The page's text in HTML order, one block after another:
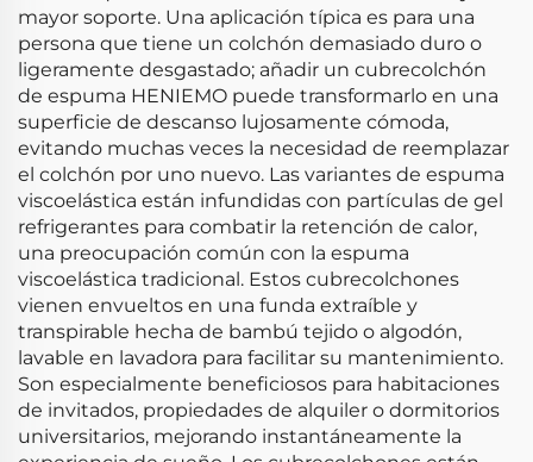
mayor soporte. Una aplicación típica es para una
persona que tiene un colchón demasiado duro o
ligeramente desgastado; añadir un cubrecolchón
de espuma HENIEMO puede transformarlo en una
superficie de descanso lujosamente cómoda,
evitando muchas veces la necesidad de reemplazar
el colchón por uno nuevo. Las variantes de espuma
viscoelástica están infundidas con partículas de gel
refrigerantes para combatir la retención de calor,
una preocupación común con la espuma
viscoelástica tradicional. Estos cubrecolchones
vienen envueltos en una funda extraíble y
transpirable hecha de bambú tejido o algodón,
lavable en lavadora para facilitar su mantenimiento.
Son especialmente beneficiosos para habitaciones
de invitados, propiedades de alquiler o dormitorios
universitarios, mejorando instantáneamente la